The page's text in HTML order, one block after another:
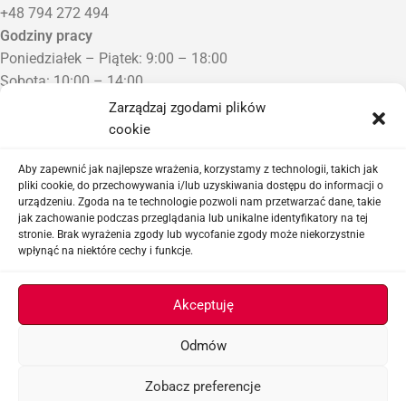
Zarządzaj zgodami plików
cookie
Aby zapewnić jak najlepsze wrażenia, korzystamy z technologii, takich jak
pliki cookie, do przechowywania i/lub uzyskiwania dostępu do informacji o
urządzeniu. Zgoda na te technologie pozwoli nam przetwarzać dane, takie
jak zachowanie podczas przeglądania lub unikalne identyfikatory na tej
stronie. Brak wyrażenia zgody lub wycofanie zgody może niekorzystnie
wpłynąć na niektóre cechy i funkcje.
Akceptuję
Odmów
Zobacz preferencje
+48 794 272 494
Godziny pracy
Poniedziałek – Piątek: 9:00 – 18:00
Sobota: 10:00 – 14:00
Niedziela: Zamknięte
Punkt Odbioru zamówień
Proszę o wcześniejszy kontakt telefoniczny
Sklep airsoftowy i serwis replik ASG